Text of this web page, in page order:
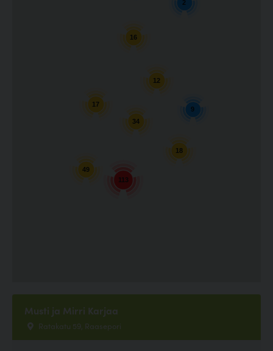
113
34
17
16
12
18
9
2
49
Musti ja Mirri Karjaa
Ratakatu 59, Raasepori